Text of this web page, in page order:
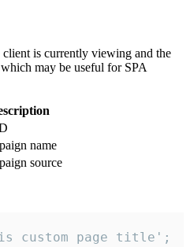
is currently viewing and the
may be useful for SPA
name
source
page title';